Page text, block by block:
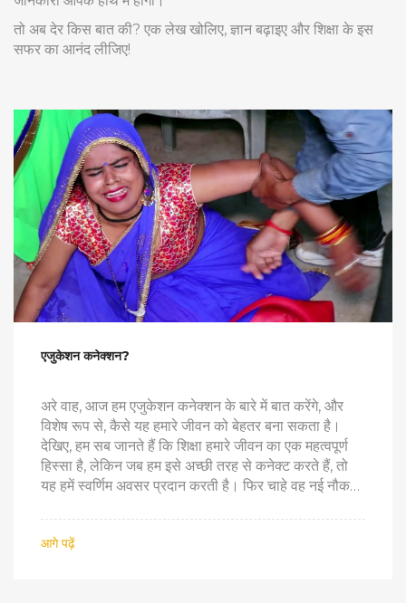
तो अब देर किस बात की? एक लेख खोलिए, ज्ञान बढ़ाइए और शिक्षा के इस
सफर का आनंद लीजिए!
एजुकेशन कनेक्शन?
अरे वाह, आज हम एजुकेशन कनेक्शन के बारे में बात करेंगे, और
विशेष रूप से, कैसे यह हमारे जीवन को बेहतर बना सकता है।
देखिए, हम सब जानते हैं कि शिक्षा हमारे जीवन का एक महत्वपूर्ण
हिस्सा है, लेकिन जब हम इसे अच्छी तरह से कनेक्ट करते हैं, तो
यह हमें स्वर्णिम अवसर प्रदान करती है। फिर चाहे वह नई नौकरी
दिशा देती है। क्योंकि जैसे हम कहते हैं, 'ज्ञान ही शक्ति है'! तो
दोस्तों, अगर आप भी चाहते हैं कि आपका जीवन एक नया मोड़ ले,
आगे पढ़ें